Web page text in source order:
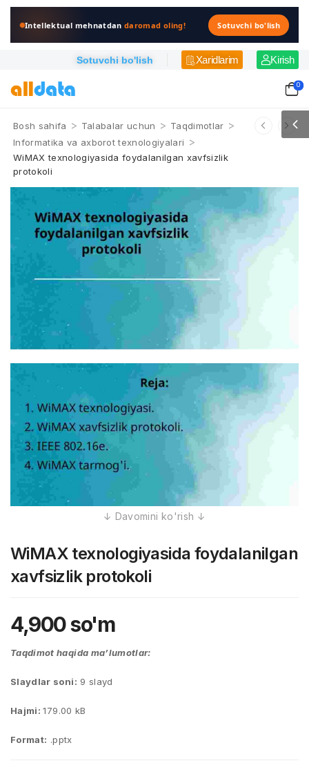
Intellektual mehnatdandaromad oling! Sotuvchi bo'lish
Sotuvchi bo'lish Xaridlarim Kirish
0
Bosh sahifa > Talabalar uchun > Taqdimotlar >
Informatika va axborot texnologiyalari >
WiMAX texnologiyasida foydalanilgan xavfsizlik
protokoli
WiMAX texnologiyasida foydalanilgan
xavfsizlik protokoli
4,900so'm
Taqdimot haqida ma’lumotlar:
Slaydlar soni: 9 slayd
Hajmi:179.00 kB
Format: .pptx